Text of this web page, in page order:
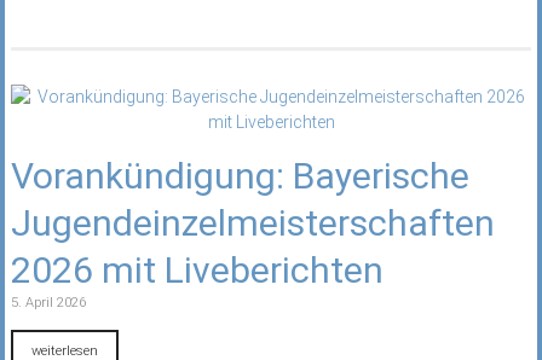
Vorankündigung: Bayerische
Jugendeinzelmeisterschaften
2026 mit Liveberichten
5. April 2026
weiterlesen